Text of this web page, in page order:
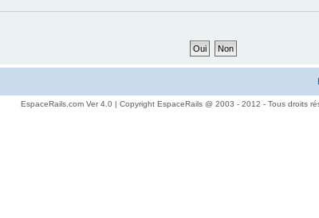
EspaceRails.com Ver 4.0 | Copyright EspaceRails @ 2003 - 2012 - Tous droits